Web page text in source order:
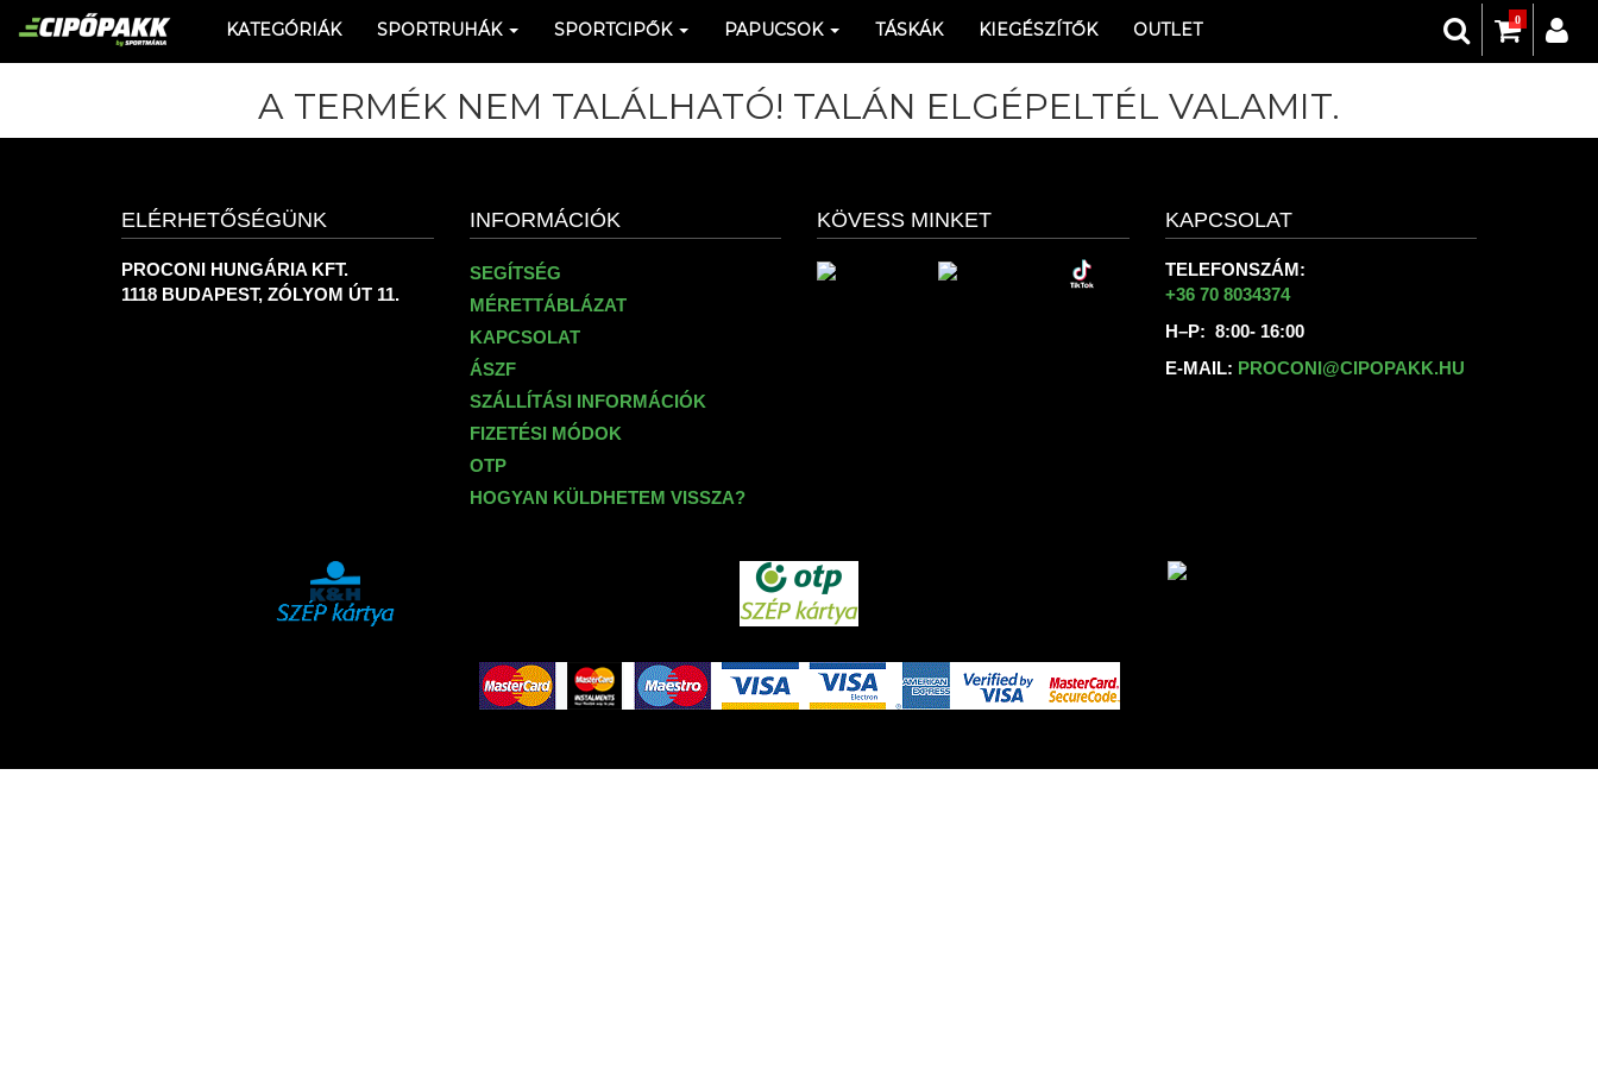
0
KATEGÓRIÁK SPORTRUHÁK SPORTCIPŐK PAPUCSOK TÁSKÁK KIEGÉSZÍTŐK OUTLET
A TERMÉK NEM TALÁLHATÓ! TALÁN ELGÉPELTÉL VALAMIT.
ELÉRHETŐSÉGÜNK
PROCONI HUNGÁRIA KFT.
1118 BUDAPEST, ZÓLYOM ÚT 11.
INFORMÁCIÓK
SEGÍTSÉG
MÉRETTÁBLÁZAT
KAPCSOLAT
ÁSZF
SZÁLLÍTÁSI INFORMÁCIÓK
FIZETÉSI MÓDOK
OTP
HOGYAN KÜLDHETEM VISSZA?
KÖVESS MINKET KAPCSOLAT
TELEFONSZÁM:
+36 70 8034374
H–P: 8:00- 16:00
E-MAIL: PROCONI@CIPOPAKK.HU